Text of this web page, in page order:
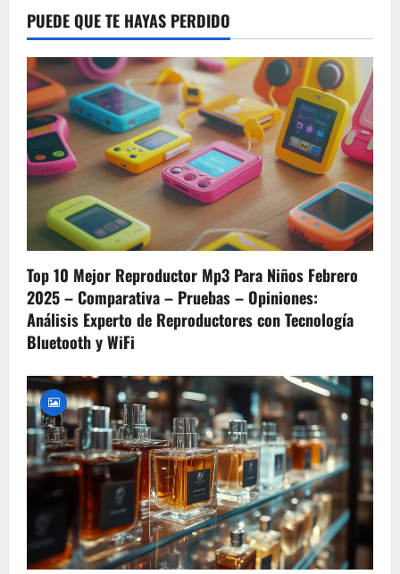
s
t
n
a
v
g
a
t
i
o
n
PUEDE QUE TE HAYAS PERDIDO
Top 10 Mejor Reproductor Mp3 Para Niños Febrero
2025 – Comparativa – Pruebas – Opiniones:
Análisis Experto de Reproductores con Tecnología
Bluetooth y WiFi